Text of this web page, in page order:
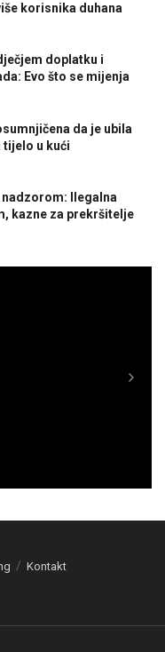
korisnika duhana
doplatku i
Evo što se mijenja
da je ubila
tijelo u kući
Ilegalna
kazne za prekršitelje
Kontakt